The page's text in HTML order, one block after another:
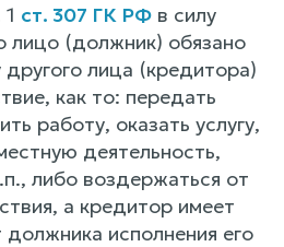
ст. 307 ГК РФ в силу
лицо (должник) обязано
лица (кредитора)
как то: передать
работу, оказать услугу,
деятельность,
либо воздержаться от
а кредитор имеет
исполнения его